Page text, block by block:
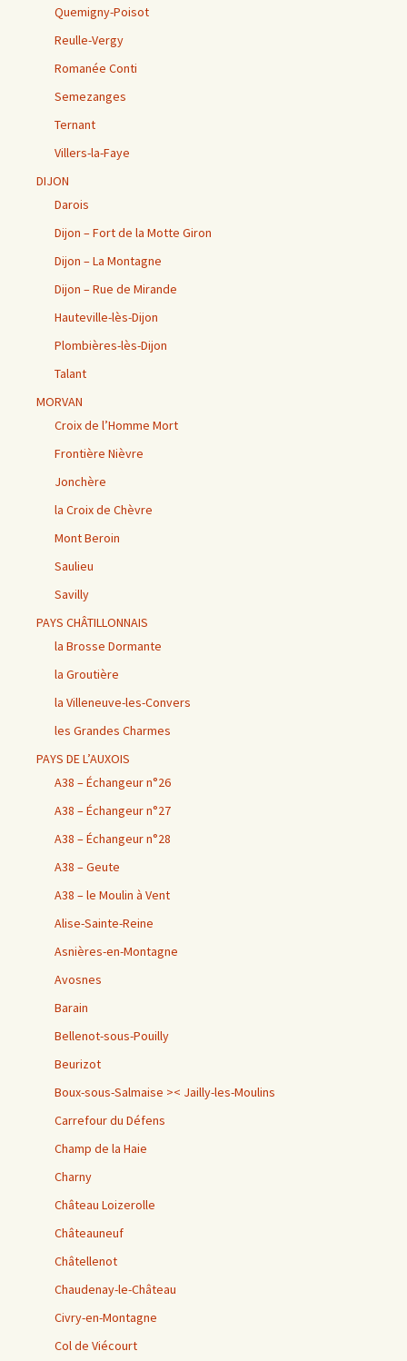
Quemigny-Poisot
Reulle-Vergy
Romanée Conti
Semezanges
Ternant
Villers-la-Faye
DIJON
Darois
Dijon – Fort de la Motte Giron
Dijon – La Montagne
Dijon – Rue de Mirande
Hauteville-lès-Dijon
Plombières-lès-Dijon
Talant
MORVAN
Croix de l’Homme Mort
Frontière Nièvre
Jonchère
la Croix de Chèvre
Mont Beroin
Saulieu
Savilly
PAYS CHÂTILLONNAIS
la Brosse Dormante
la Groutière
la Villeneuve-les-Convers
les Grandes Charmes
PAYS DE L’AUXOIS
A38 – Échangeur n°26
A38 – Échangeur n°27
A38 – Échangeur n°28
A38 – Geute
A38 – le Moulin à Vent
Alise-Sainte-Reine
Asnières-en-Montagne
Avosnes
Barain
Bellenot-sous-Pouilly
Beurizot
Boux-sous-Salmaise >< Jailly-les-Moulins
Carrefour du Défens
Champ de la Haie
Charny
Château Loizerolle
Châteauneuf
Châtellenot
Chaudenay-le-Château
Civry-en-Montagne
Col de Viécourt